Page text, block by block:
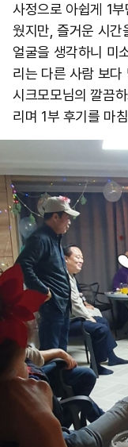
사정으로 아쉽게 1
웠지만, 즐거운 시간
얼굴을 생각하니 미
리는 다른 사람 보
시크모모님의 깔끔
리며 1부 후기를 마